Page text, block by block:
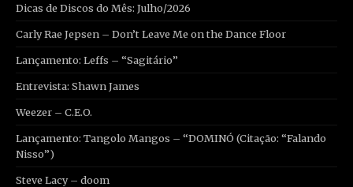
Dicas de Discos do Mês: Julho/2026
Carly Rae Jepsen – Don’t Leave Me on the Dance Floor
Lançamento: Leffs – “Sagitário”
Entrevista: Shawn James
Weezer – C.E.O.
Lançamento: Tangolo Mangos – “DOMINÓ (Citação: “Falando
Nisso”)
Steve Lacy – doom